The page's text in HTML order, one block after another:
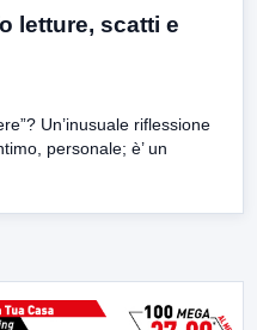
letture, scatti e
Un’inusuale riflessione
personale; è’ un